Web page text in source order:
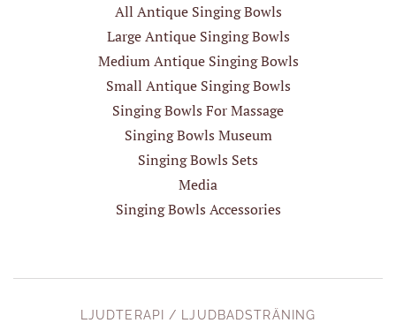
All Antique Singing Bowls
Large Antique Singing Bowls
Medium Antique Singing Bowls
Small Antique Singing Bowls
Singing Bowls For Massage
Singing Bowls Museum
Singing Bowls Sets
Media
Singing Bowls Accessories
LJUDTERAPI / LJUDBADSTRÄNING